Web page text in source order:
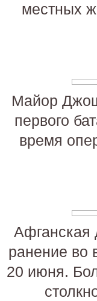
местных
Майор
первого
время
Афганская
ранение во
20 июня.